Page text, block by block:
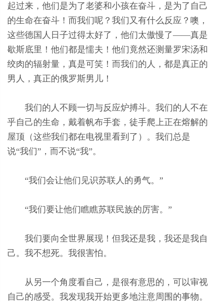
起过来，他们是为了老婆和小孩在奋斗，是为了自己
的生命在奋斗！而我们呢？我们又有什么反应？噢，
这些德国人日子过得太好了，他们太傲慢了——真是
歇斯底里！他们都是懦夫！他们竟然还测量罗宋汤和
绞肉的辐射量，真是可笑！而我们的人，都是真正的
男人，真正的俄罗斯男儿！
我们的人不顾一切与反应炉搏斗。我们的人不在
乎自己的生命，戴着帆布手套，徒手爬上正在熔解的
屋顶（这些我们都在电视里看到了）。我们总是
说“我们”，而不说“我”。
“我们会让他们见识苏联人的勇气。”
“我们要让他们瞧瞧苏联民族的厉害。”
我们要向全世界展现！但我还是我，我还是我自
己。我不想死。我很害怕。
从另一个角度看自己，是很有意思的，可以审视
自己的感受。我发现我开始更多地注意周围的事物。